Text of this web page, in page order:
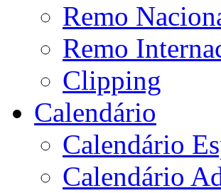
Remo
Remo
Clipping
Calendário
Calendário
Calendário